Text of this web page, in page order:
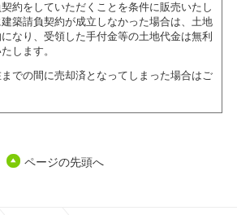
約をしていただくことを条件に販売いたし
築請負契約が成立しなかった場合は、土地
なり、受領した手付金等の土地代金は無利
します。
での間に売却済となってしまった場合はご
ページの先頭へ